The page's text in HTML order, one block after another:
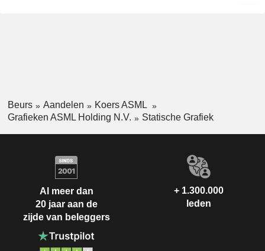
Beurs Aandelen
Koers ASML
Grafieken ASML Holding N.V.
Statische Grafiek
Al meer dan
20 jaar aan de
zijde van beleggers
+ 1.300.000
leden